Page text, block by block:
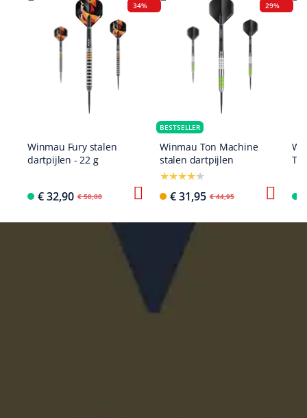
34%
Winmau Fury stalen
dartpijlen - 22 g
€ 32,90 € 50,00
29%
BESTSELLER
Winmau Ton Machine
stalen dartpijlen
€ 31,95 € 44,95